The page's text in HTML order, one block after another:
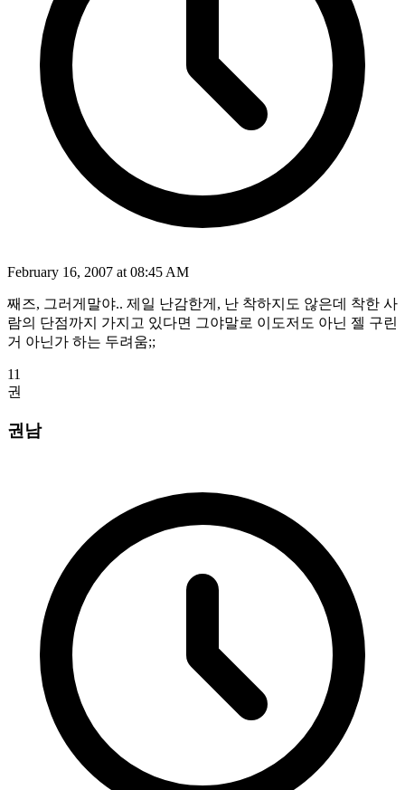
February 16, 2007 at 08:45 AM
째즈, 그러게말야.. 제일 난감한게, 난 착하지도 않은데 착한 사
람의 단점까지 가지고 있다면 그야말로 이도저도 아닌 젤 구린
거 아닌가 하는 두려움;;
11
권
권남